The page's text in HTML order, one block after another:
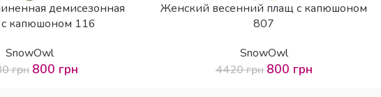
демисезонная
с капюшоном 116
SnowOwl
грн 800 грн
Женский весенний плащ с капюшоном
807
SnowOwl
4420грн 800 грн